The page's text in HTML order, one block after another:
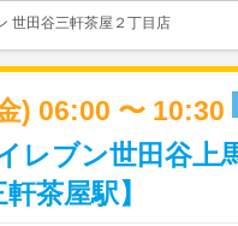
世田谷三軒茶屋２丁目店
) 06:00 〜 10:30
レブン世田谷上
茶屋駅】